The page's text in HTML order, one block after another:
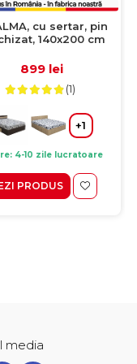
cu sertar, pin
140x200 cm
899 lei
(1)
+1
4-10 zile lucratoare
PRODUS
media